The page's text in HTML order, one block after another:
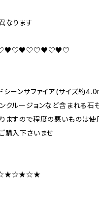
なります
シーンサファイア(サイズ約
ルージョンなど含まれる石も
ますので程度の悪いものは使
購入下さいませ